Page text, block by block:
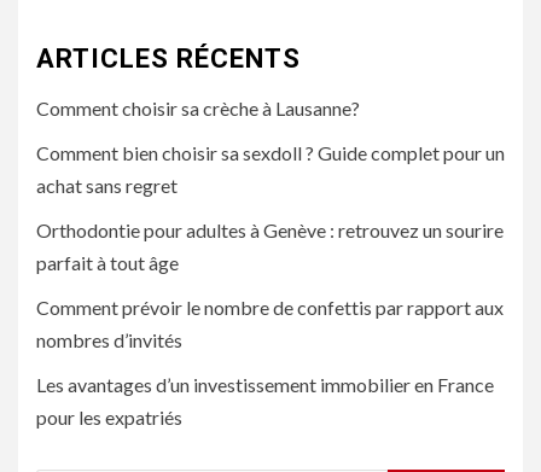
ARTICLES RÉCENTS
Comment choisir sa crèche à Lausanne?
Comment bien choisir sa sexdoll ? Guide complet pour un
achat sans regret
Orthodontie pour adultes à Genève : retrouvez un sourire
parfait à tout âge
Comment prévoir le nombre de confettis par rapport aux
nombres d’invités
Les avantages d’un investissement immobilier en France
pour les expatriés